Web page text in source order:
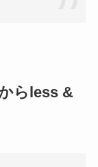
らless &